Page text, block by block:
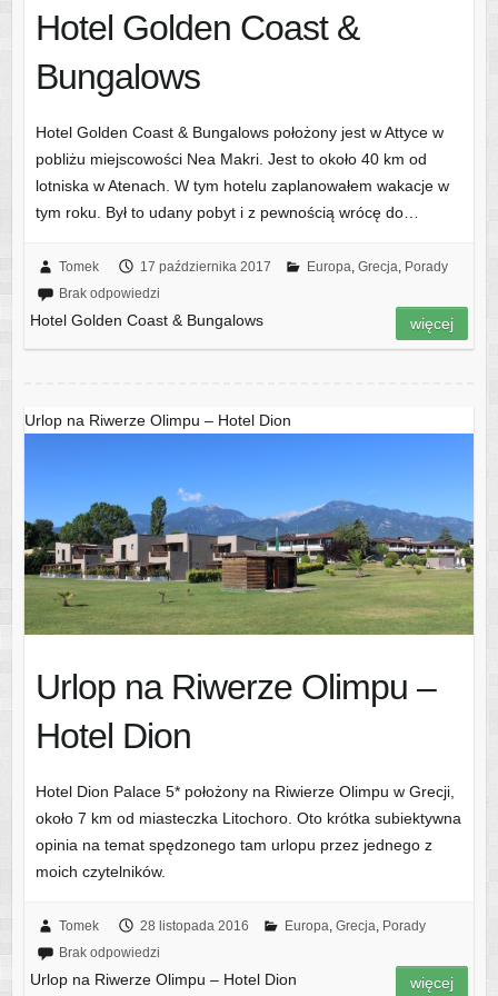
Hotel Golden Coast &
Bungalows
Hotel Golden Coast & Bungalows położony jest w Attyce w
pobliżu miejscowości Nea Makri. Jest to około 40 km od
lotniska w Atenach. W tym hotelu zaplanowałem wakacje w
tym roku. Był to udany pobyt i z pewnością wrócę do…
Tomek 17 października 2017 Europa, Grecja, Porady
Brak odpowiedzi
Hotel Golden Coast & Bungalows więcej
Urlop na Riwerze Olimpu – Hotel Dion
Urlop na Riwerze Olimpu –
Hotel Dion
Hotel Dion Palace 5* położony na Riwierze Olimpu w Grecji,
około 7 km od miasteczka Litochoro. Oto krótka subiektywna
opinia na temat spędzonego tam urlopu przez jednego z
moich czytelników.
Tomek 28 listopada 2016 Europa, Grecja, Porady
Brak odpowiedzi
Urlop na Riwerze Olimpu – Hotel Dion więcej